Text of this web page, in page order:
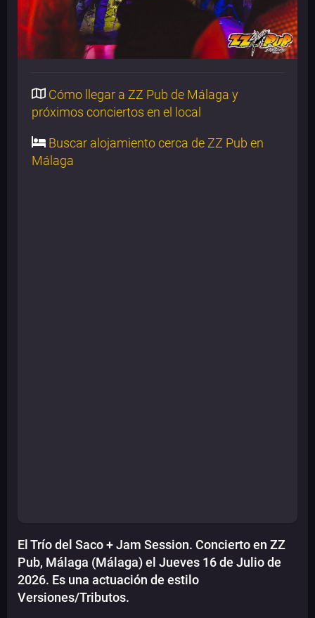
Cómo llegar a ZZ Pub de Málaga y
próximos conciertos en el local
Buscar alojamiento cerca de ZZ Pub en
Málaga
El Trío del Saco + Jam Session. Concierto en ZZ
Pub, Málaga (Málaga) el Jueves 16 de Julio de
2026. Es una actuación de estilo
Versiones/Tributos.